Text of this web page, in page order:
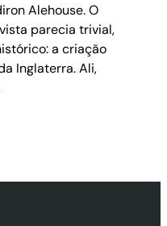
Alehouse. O
parecia trivial,
a criação
Inglaterra. Ali,